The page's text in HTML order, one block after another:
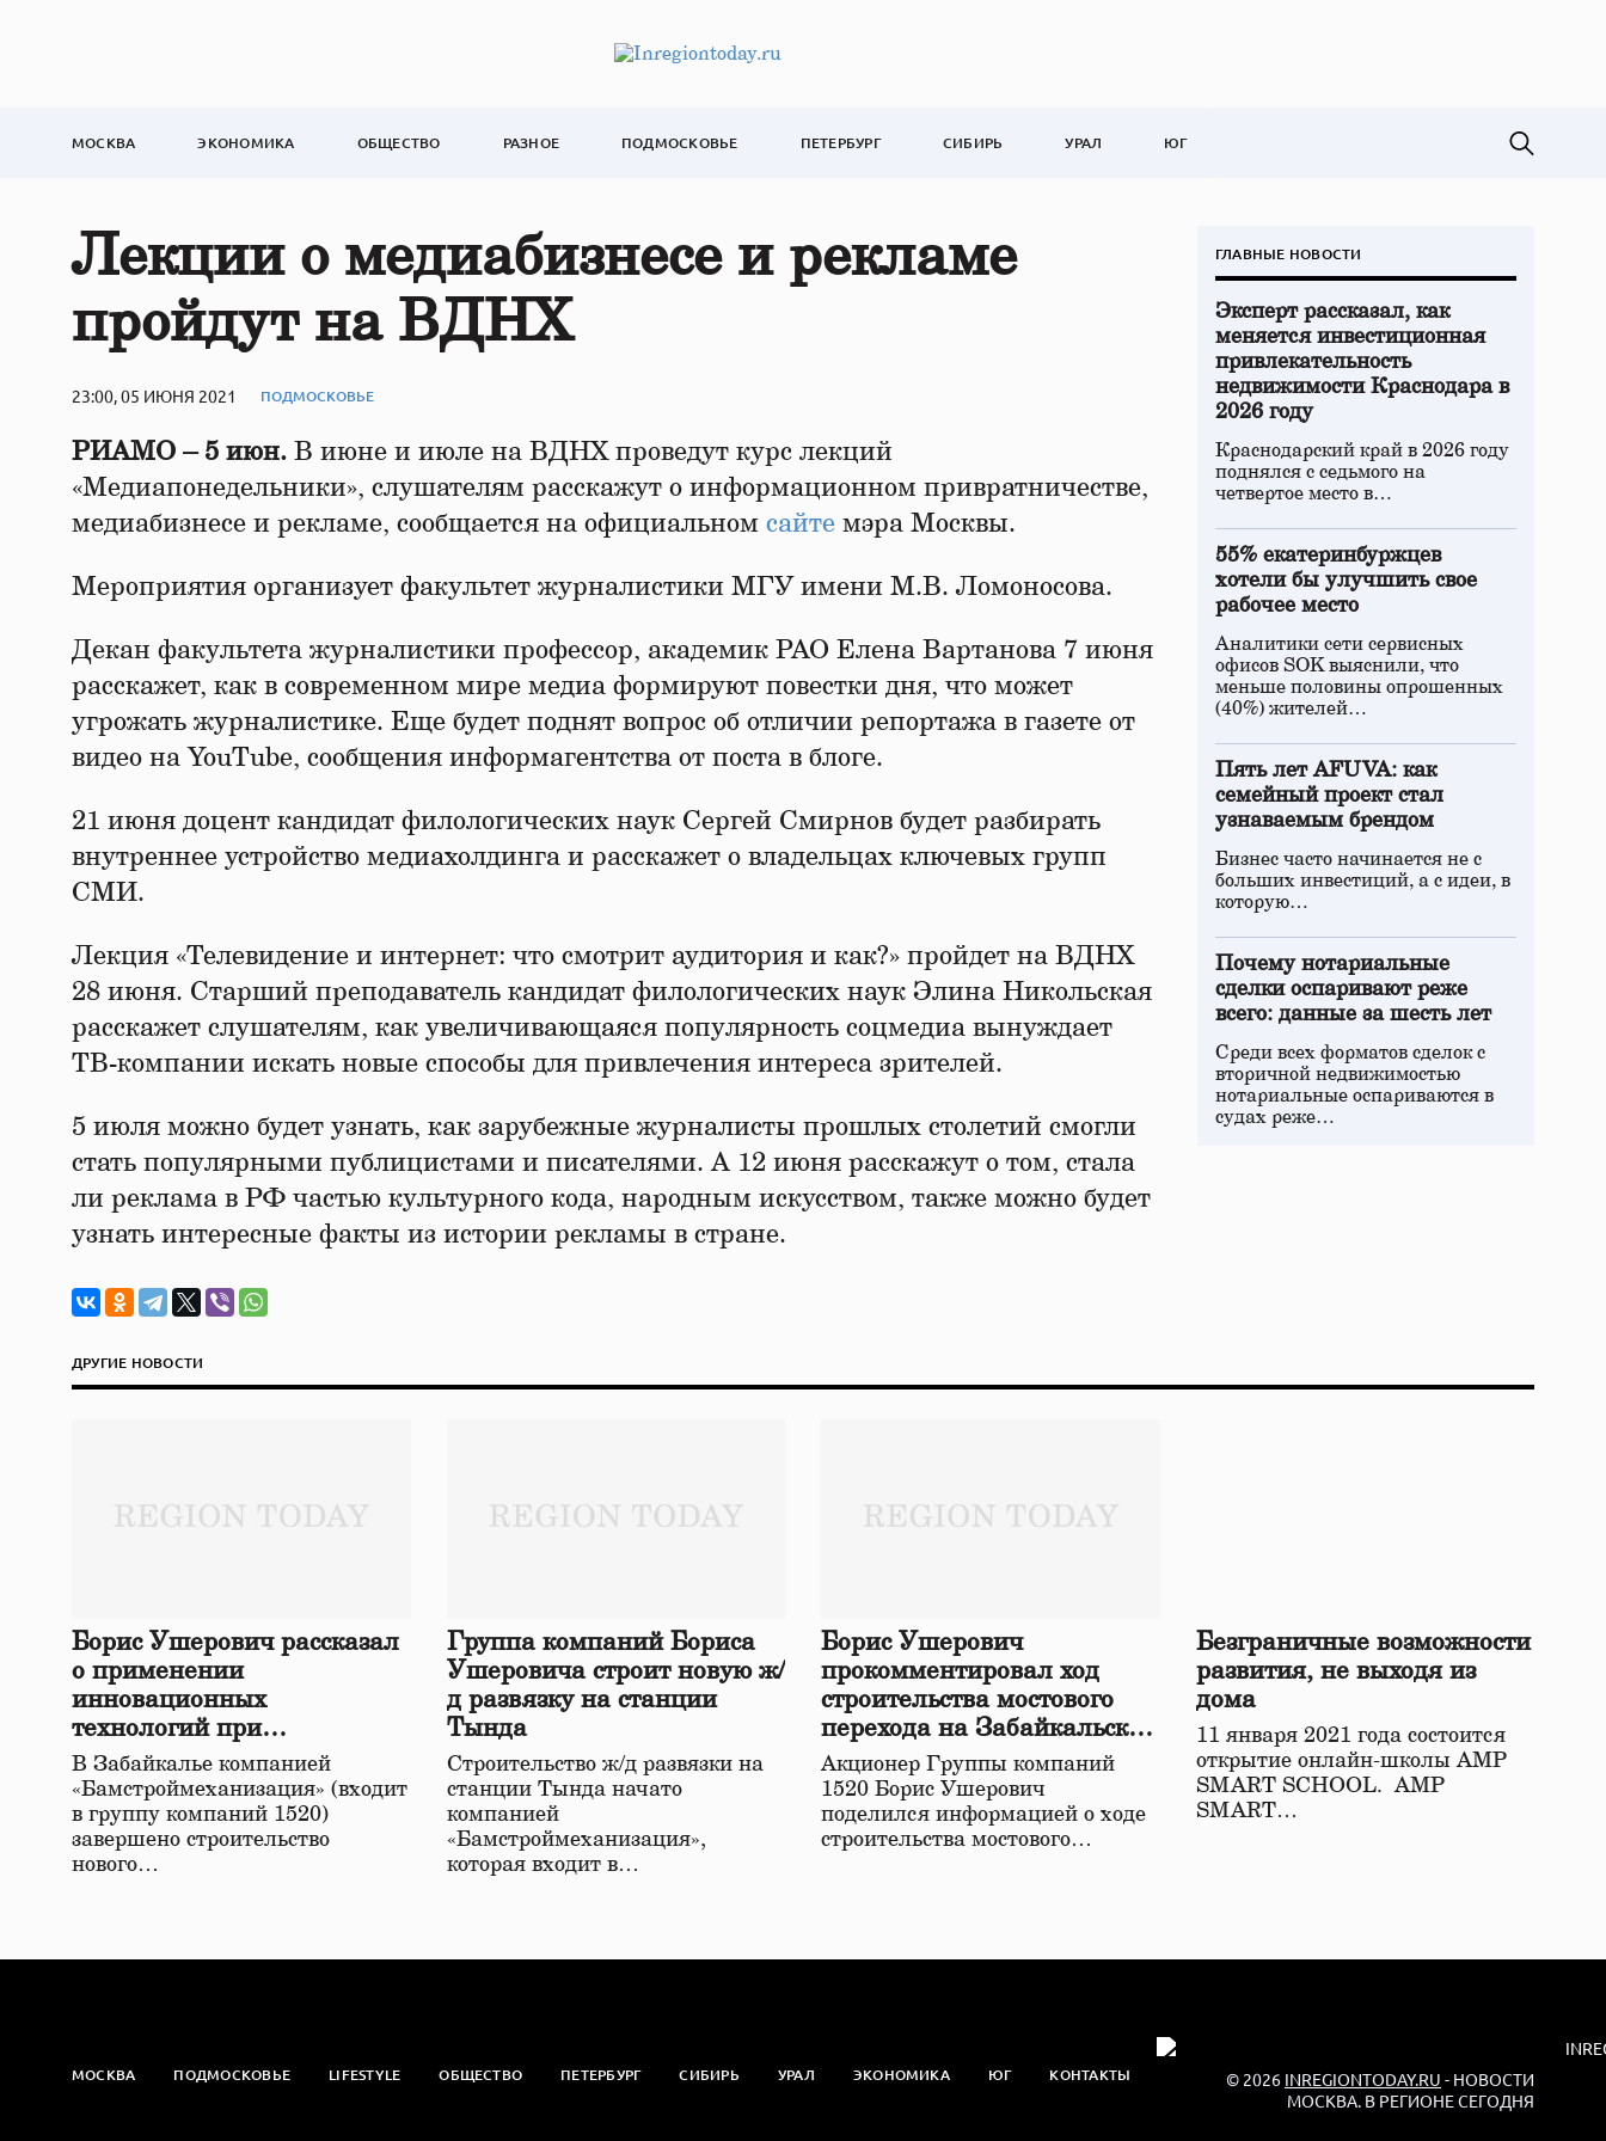
МОСКВА ЭКОНОМИКА ОБЩЕСТВО РАЗНОЕ ПОДМОСКОВЬЕ ПЕТЕРБУРГ СИБИРЬ УРАЛ ЮГ
Лекции о медиабизнесе и рекламе
пройдут на ВДНХ
23:00, 05 ИЮНЯ 2021 ПОДМОСКОВЬЕ
РИАМО – 5 июн. В июне и июле на ВДНХ проведут курс лекций
«Медиапонедельники», слушателям расскажут о информационном привратничестве,
медиабизнесе и рекламе, сообщается на официальном сайте мэра Москвы.
Мероприятия организует факультет журналистики МГУ имени М.В. Ломоносова.
Декан факультета журналистики профессор, академик РАО Елена Вартанова 7 июня
расскажет, как в современном мире медиа формируют повестки дня, что может
угрожать журналистике. Еще будет поднят вопрос об отличии репортажа в газете от
видео на YouTube, сообщения информагентства от поста в блоге.
21 июня доцент кандидат филологических наук Сергей Смирнов будет разбирать
внутреннее устройство медиахолдинга и расскажет о владельцах ключевых групп
СМИ.
Лекция «Телевидение и интернет: что смотрит аудитория и как?» пройдет на ВДНХ
28 июня. Старший преподаватель кандидат филологических наук Элина Никольская
расскажет слушателям, как увеличивающаяся популярность соцмедиа вынуждает
ТВ-компании искать новые способы для привлечения интереса зрителей.
5 июля можно будет узнать, как зарубежные журналисты прошлых столетий смогли
стать популярными публицистами и писателями. А 12 июня расскажут о том, стала
ли реклама в РФ частью культурного кода, народным искусством, также можно будет
узнать интересные факты из истории рекламы в стране.
ГЛАВНЫЕ НОВОСТИ
Эксперт рассказал, как
меняется инвестиционная
привлекательность
недвижимости Краснодара в
2026 году
Краснодарский край в 2026 году
поднялся с седьмого на
четвертое место в…
55% екатеринбуржцев
хотели бы улучшить свое
рабочее место
Аналитики сети сервисных
офисов SOK выяснили, что
меньше половины опрошенных
(40%) жителей…
Пять лет AFUVA: как
семейный проект стал
узнаваемым брендом
Бизнес часто начинается не с
больших инвестиций, а с идеи, в
которую…
Почему нотариальные
сделки оспаривают реже
всего: данные за шесть лет
Среди всех форматов сделок с
вторичной недвижимостью
нотариальные оспариваются в
судах реже…
ДРУГИЕ НОВОСТИ
Борис Ушерович рассказал
о применении
инновационных
технологий при
строительстве нового моста
в Забайкалье
В Забайкалье компанией
«Бамстроймеханизация» (входит
в группу компаний 1520)
завершено строительство
нового…
Группа компаний Бориса
Ушеровича строит новую ж/
д развязку на станции
Тында
Строительство ж/д развязки на
станции Тында начато
компанией
«Бамстроймеханизация»,
которая входит в…
Борис Ушерович
прокомментировал ход
строительства мостового
перехода на Забайкальской
железной дороге
Акционер Группы компаний
1520 Борис Ушерович
поделился информацией о ходе
строительства мостового…
Безграничные возможности
развития, не выходя из
дома
11 января 2021 года состоится
открытие онлайн-школы АМР
SMART SCHOOL. АМР
SMART…
МОСКВА ПОДМОСКОВЬЕ LIFESTYLE ОБЩЕСТВО ПЕТЕРБУРГ СИБИРЬ УРАЛ ЭКОНОМИКА ЮГ КОНТАКТЫ © 2026 INREGIONTODAY.RU - НОВОСТИ
МОСКВА. В РЕГИОНЕ СЕГОДНЯ